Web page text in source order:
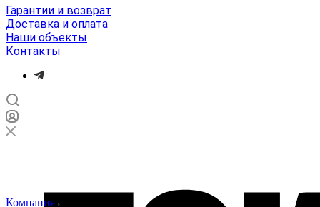
Гарантии и возврат
Доставка и оплата
Наши объекты
Контакты
Компания